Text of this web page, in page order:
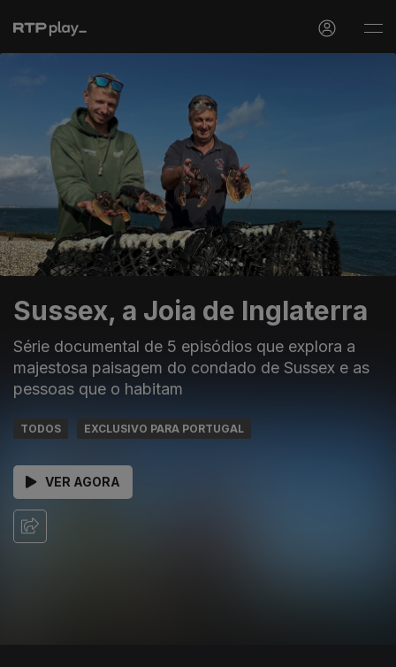
Sussex, a Joia de Inglaterra
Série documental de 5 episódios que explora a
majestosa paisagem do condado de Sussex e as
pessoas que o habitam
TODOS EXCLUSIVO PARA PORTUGAL
VER AGORA